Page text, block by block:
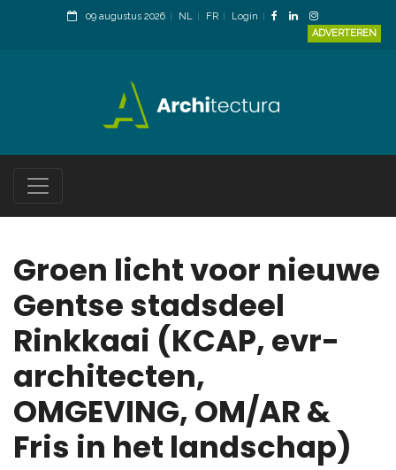
09 augustus 2026 NL FR
Login
ADVERTEREN
Groen licht voor nieuwe
Gentse stadsdeel
Rinkkaai (KCAP, evr-
architecten,
OMGEVING, OM/AR &
Fris in het landschap)